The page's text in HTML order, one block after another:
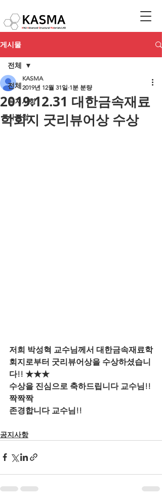
게시물
전체
공지사항
사진첩
전체
2019.12.31 대한금속재료
학회지 굿리뷰어상 수상
KASMA
2019년 12월 31일 1분 분량
저희 박성혁 교수님께서 대한금속재료학
회지로부터 굿리뷰어상을 수상하셨습니
다!! ★★★
수상을 진심으로 축하드립니다 교수님!!
짝짝짝
존경합니다 교수님!!
공지사항